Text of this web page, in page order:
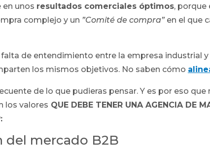
unos resultados comerciales óptimos, porque
complejo y un ”Comité de compra” en el que
de entendimiento entre la empresa industrial y
los mismos objetivos. No saben cómo
de lo que pudieras pensar. Y es por eso
los valores QUE DEBE TENER UNA AGENCIA DE
:
del mercado B2B